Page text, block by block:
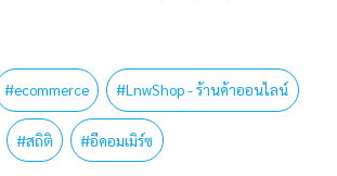
#ecommerce #LnwShop - ร้านค้าออนไลน์
#สถิติ #อีคอมเมิร์ซ